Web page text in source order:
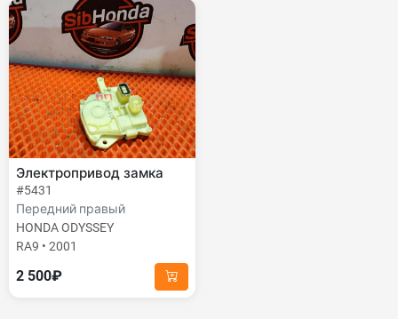
Электропривод замка
#5431
Передний правый
HONDA ODYSSEY
RA9 • 2001
2 500₽